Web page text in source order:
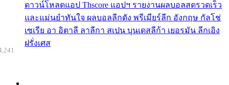
ดาวน์โหลดแอป Thscore แอปฯ รายงานผลบอลสดรวดเร็ว
และแม่นยำทันใจ ผลบอลลีกดัง พรีเมียร์ลีก อังกฤษ กัลโช่
เซเรีย อา อิตาลี ลาลีกา สเปน บุนเดสลีก้า เยอรมัน ลีกเอิง
ฝรั่งเศส